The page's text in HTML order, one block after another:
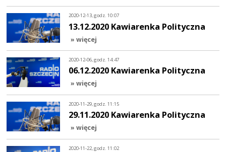
2020-12-13, godz. 10:07
13.12.2020 Kawiarenka Polityczna
» więcej
2020-12-06, godz. 14:47
06.12.2020 Kawiarenka Polityczna
» więcej
2020-11-29, godz. 11:15
29.11.2020 Kawiarenka Polityczna
» więcej
2020-11-22, godz. 11:02